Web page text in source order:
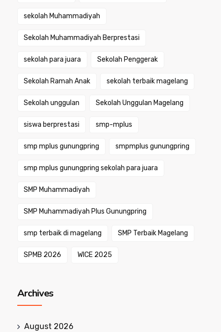
sekolah Muhammadiyah
Sekolah Muhammadiyah Berprestasi
sekolah para juara Sekolah Penggerak
Sekolah Ramah Anak sekolah terbaik magelang
Sekolah unggulan Sekolah Unggulan Magelang
siswa berprestasi smp-mplus
smp mplus gunungpring smpmplus gunungpring
smp mplus gunungpring sekolah para juara
SMP Muhammadiyah
SMP Muhammadiyah Plus Gunungpring
smp terbaik di magelang SMP Terbaik Magelang
SPMB 2026 WICE 2025
Archives
August 2026